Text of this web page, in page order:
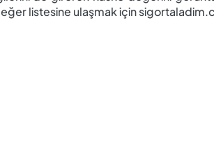
listesine ulaşmak için